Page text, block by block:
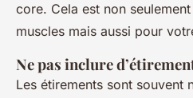
core. Cela est non
muscles mais aussi pour
Ne pas inclure
Les étirements sont souvent